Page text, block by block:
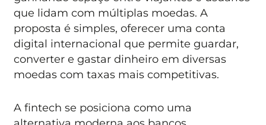
que lidam com múltiplas moedas. A
proposta é simples, oferecer uma conta
digital internacional que permite guardar,
converter e gastar dinheiro em diversas
moedas com taxas mais competitivas.
A fintech se posiciona como uma